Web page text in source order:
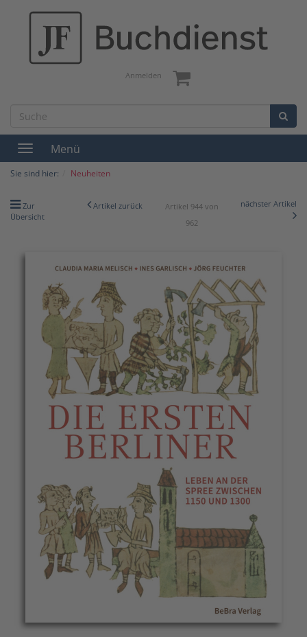
Anmelden
Toggle
navigation
Menü
Sie sind hier: Neuheiten
Zur
Übersicht
Artikel zurück
Artikel 944 von
962
nächster Artikel